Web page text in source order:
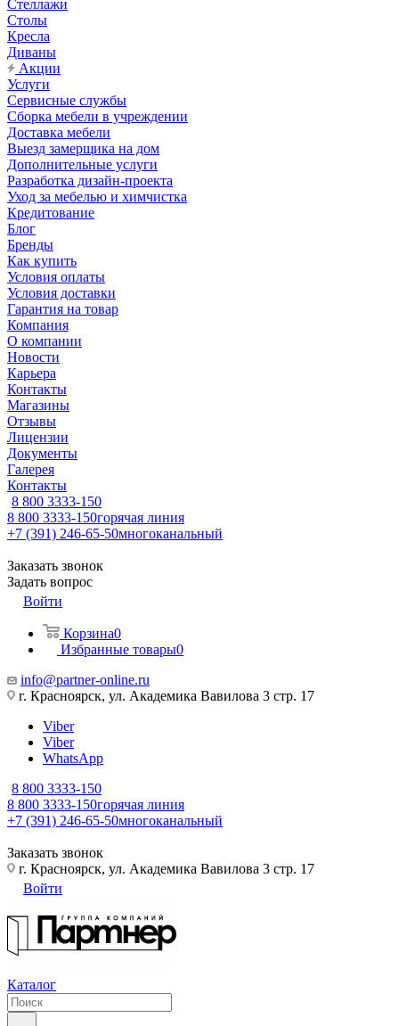
Стеллажи
Столы
Кресла
Диваны
Акции
Услуги
Сервисные службы
Сборка мебели в учреждении
Доставка мебели
Выезд замерщика на дом
Дополнительные услуги
Разработка дизайн-проекта
Уход за мебелью и химчистка
Кредитование
Блог
Бренды
Как купить
Условия оплаты
Условия доставки
Гарантия на товар
Компания
О компании
Новости
Карьера
Контакты
Магазины
Отзывы
Лицензии
Документы
Галерея
Контакты
8 800 3333-150
8 800 3333-150горячая линия
+7 (391) 246-65-50многоканальный
Заказать звонок
Задать вопрос
Войти
Корзина0
Избранные товары0
info@partner-online.ru
г. Красноярск, ул. Академика Вавилова 3 стр. 17
Viber
Viber
WhatsApp
8 800 3333-150
8 800 3333-150горячая линия
+7 (391) 246-65-50многоканальный
Заказать звонок
г. Красноярск, ул. Академика Вавилова 3 стр. 17
Войти
Каталог